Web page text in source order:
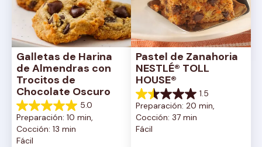
Galletas de Harina
de Almendras con
Trocitos de
Chocolate Oscuro
5.0
5.0
de
5
estrellas.
Preparación: 10 min,
Cocción: 13 min
Fácil
Pastel de Zanahoria
NESTLÉ® TOLL
HOUSE®
1.5
1.5
de
5
estrellas.
Preparación: 20 min,
Cocción: 37 min
Fácil